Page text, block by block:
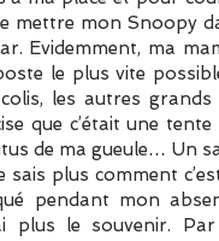
mettre mon Snoopy
Evidemment, ma
le plus vite
les autres grands
que c’était une
de ma gueule… Un
sais plus comment
pendant mon
plus le souvenir.